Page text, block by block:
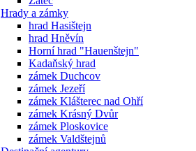
Hrady a zámky
hrad Hasištejn
hrad Hněvín
Horní hrad "Hauenštejn"
Kadaňský hrad
zámek Duchcov
zámek Jezeří
zámek Klášterec nad Ohří
zámek Krásný Dvůr
zámek Ploskovice
zámek Valdštejnů